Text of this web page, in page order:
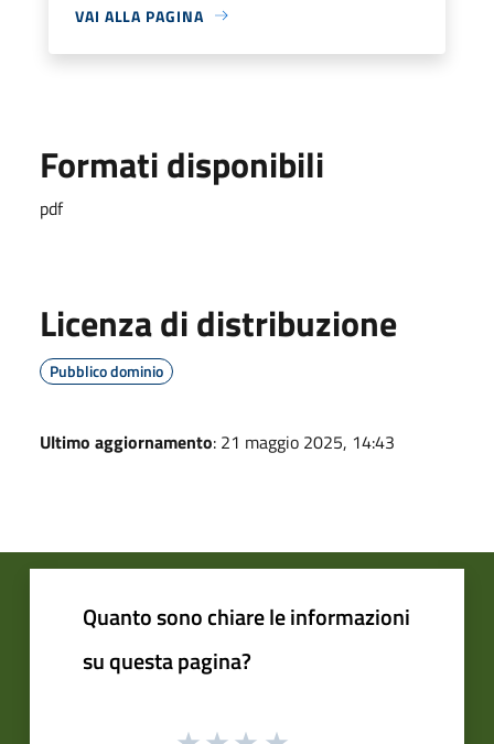
VAI ALLA PAGINA
Formati disponibili
pdf
Licenza di distribuzione
Pubblico dominio
Ultimo aggiornamento: 21 maggio 2025, 14:43
Quanto sono chiare le informazioni
su questa pagina?